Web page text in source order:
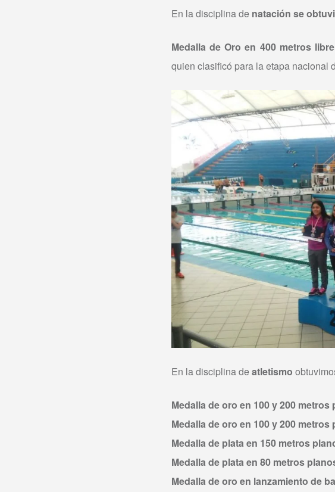
En la disciplina de natación se
Medalla de Oro en 400 metros
quien clasificó para la etapa nacional
En la disciplina deatletismo
Medalla de oro en 100 y 200 metros
Medalla de oro en 100 y 200 metros
Medalla de plata en 150 metros
Medalla de plata en 80 metros
Medalla de oro en lanzamiento de